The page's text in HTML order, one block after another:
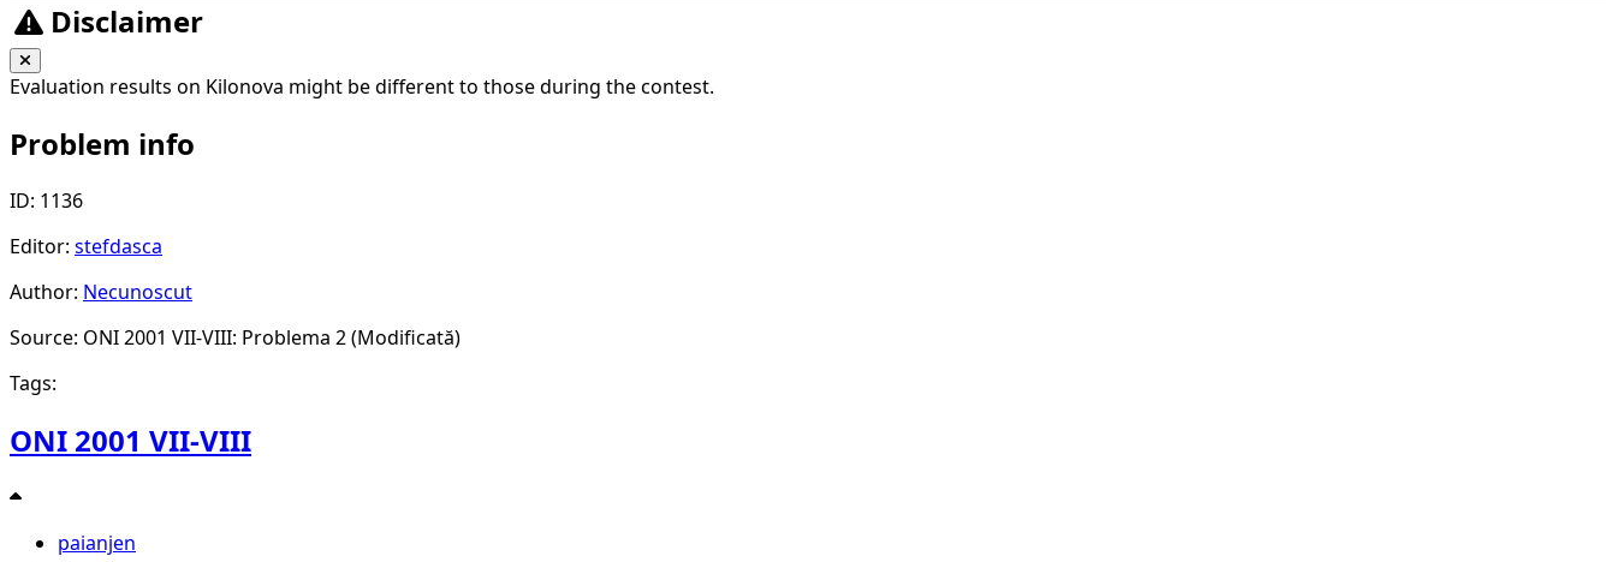
Disclaimer
Evaluation results on Kilonova might be different to those during the contest.
Problem info
ID: 1136
Editor: stefdasca
Author: Necunoscut
Source: ONI 2001 VII-VIII: Problema 2 (Modificată)
Tags:
ONI 2001 VII-VIII
paianjen